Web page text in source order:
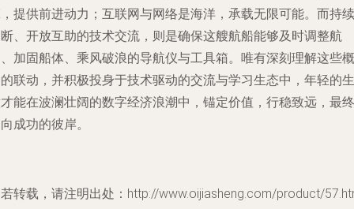
提供前进动力；互联网与网络是海洋，承载无限可能。而持续
、开放互助的技术交流 ，则是确保这艘航船能够及时调整航
加固船体、乘风破浪的导航仪与工具箱。唯有深刻理解这些概
联动，并积极投身于技术驱动的交流与学习生态中，年轻的生
能在波澜壮阔的数字经济浪潮中，锚定价值，行稳致远，最终
成功的彼岸。
转载，请注明出处：http://www.oijiasheng.com/product/